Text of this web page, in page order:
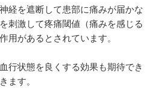
経を遮断して患部に痛みが届かな
刺激して疼痛閾値（痛みを感じる
用があるとされています。
行状態を良くする効果も期待でき
ます。